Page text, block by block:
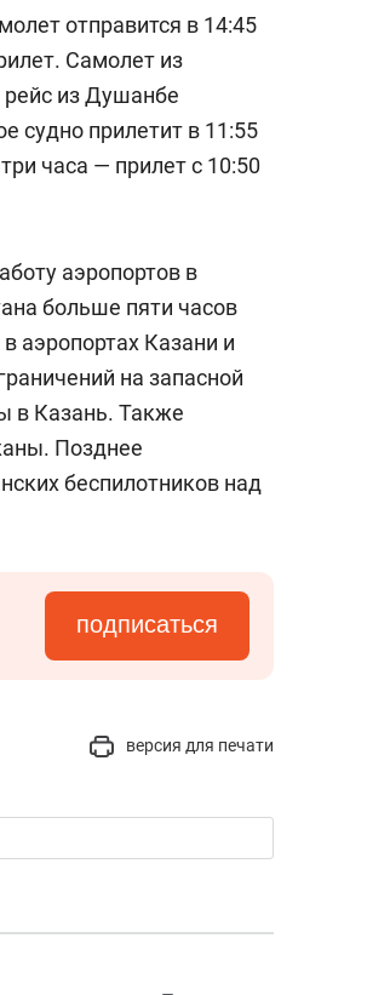
отправится в 14:45
Самолет из
из Душанбе
судно прилетит в 11:55
часа — прилет с 10:50
аэропортов в
больше пяти часов
аэропортах Казани и
на запасной
в Казань. Также
Позднее
беспилотников над
подписаться
версия для печати